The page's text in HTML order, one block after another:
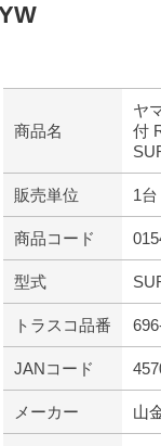
商品名
ヤ
付
販売単位 1台
商品コード
型式
トラスコ品番
JANコード
メーカー 山